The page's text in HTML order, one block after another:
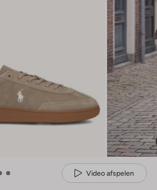
Video afspelen